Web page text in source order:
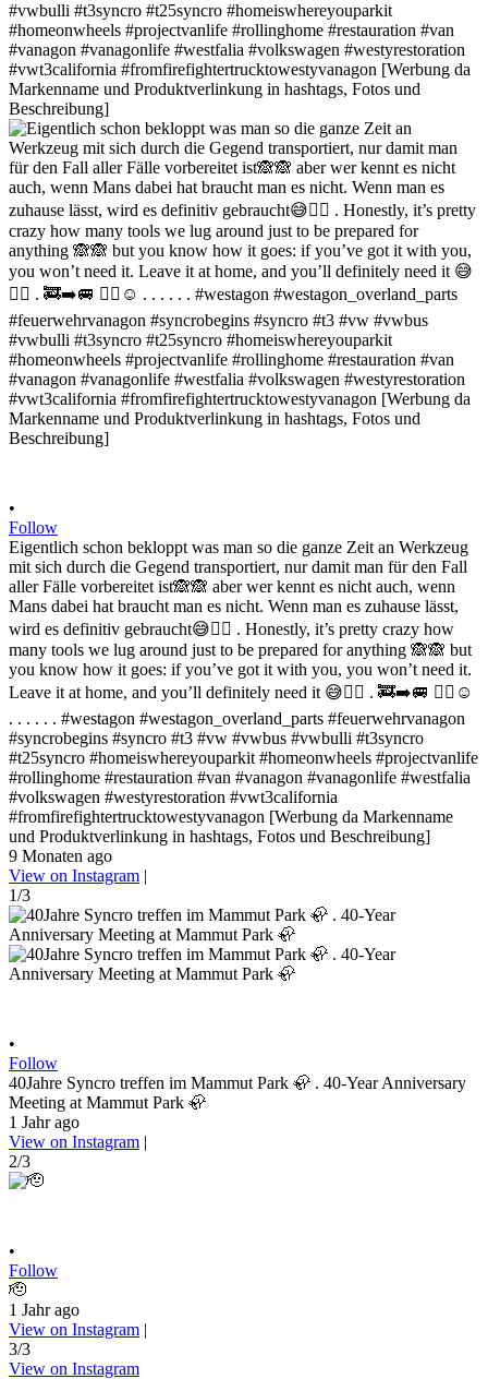
•
Follow
Eigentlich schon bekloppt was man so die ganze Zeit an Werkzeug
mit sich durch die Gegend transportiert, nur damit man für den Fall
aller Fälle vorbereitet ist🙈🙈 aber wer kennt es nicht auch, wenn
Mans dabei hat braucht man es nicht. Wenn man es zuhause lässt,
wird es definitiv gebraucht😅✌🏻 . Honestly, it’s pretty crazy how
many tools we lug around just to be prepared for anything 🙈🙈 but
you know how it goes: if you’ve got it with you, you won’t need it.
Leave it at home, and you’ll definitely need it 😅✌🏻 . 🚒➡️🚐 ✌🏻☺️
. . . . . . #westagon #westagon_overland_parts #feuerwehrvanagon
#syncrobegins #syncro #t3 #vw #vwbus #vwbulli #t3syncro
#t25syncro #homeiswhereyouparkit #homeonwheels #projectvanlife
#rollinghome #restauration #van #vanagon #vanagonlife #westfalia
#volkswagen #westyrestoration #vwt3california
#fromfirefightertrucktowestyvanagon [Werbung da Markenname
und Produktverlinkung in hashtags, Fotos und Beschreibung]
9 Monaten ago
View on Instagram |
1/3
•
Follow
40Jahre Syncro treffen im Mammut Park 🦣 . 40-Year Anniversary
Meeting at Mammut Park 🦣
1 Jahr ago
View on Instagram |
2/3
•
Follow
🫡
1 Jahr ago
View on Instagram |
3/3
View on Instagram